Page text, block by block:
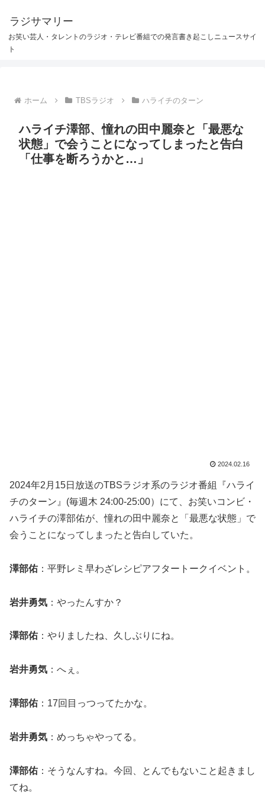
ラジサマリー
お笑い芸人・タレントのラジオ・テレビ番組での発言書き起こしニュースサイ
ト
ホーム TBSラジオ ハライチのターン
ハライチ澤部、憧れの田中麗奈と「最悪な
状態」で会うことになってしまったと告白
「仕事を断ろうかと…」
2024.02.16
2024年2月15日放送のTBSラジオ系のラジオ番組『ハライ
チのターン』(毎週木 24:00-25:00）にて、お笑いコンビ・
ハライチの澤部佑が、憧れの田中麗奈と「最悪な状態」で
会うことになってしまったと告白していた。
澤部佑 ：平野レミ早わざレシピアフタートークイベント。
岩井勇気 ：やったんすか？
澤部佑 ：やりましたね、久しぶりにね。
岩井勇気 ：へぇ。
澤部佑 ：17回目っつってたかな。
岩井勇気 ：めっちゃやってる。
澤部佑 ：そうなんすね。今回、とんでもないこと起きまし
てね。